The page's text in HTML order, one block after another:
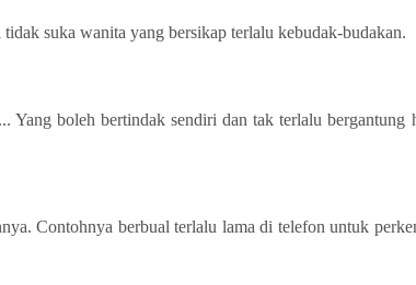
suka wanita yang bersikap terlalu kebudak-budakan.
boleh bertindak sendiri dan tak terlalu bergantung
Contohnya berbual terlalu lama di telefon untuk